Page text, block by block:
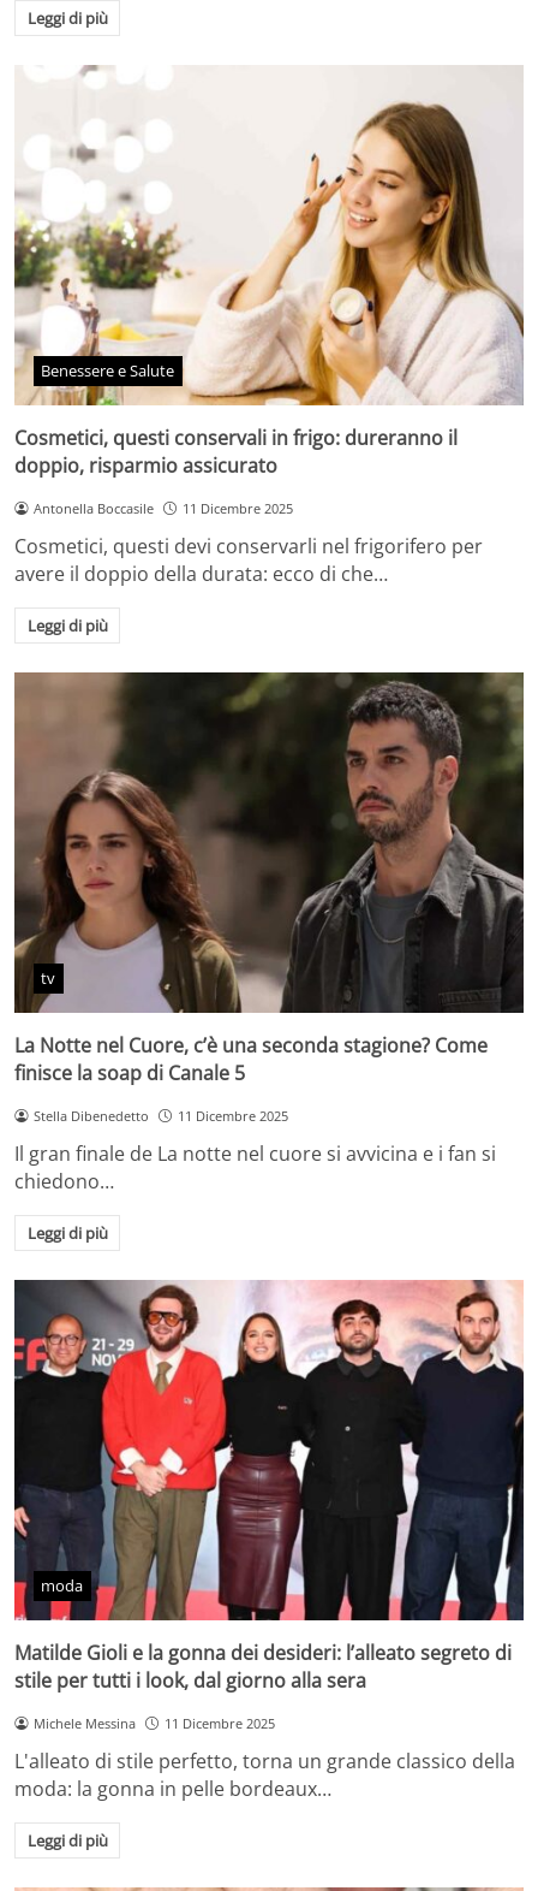
Leggi di più
Benessere e Salute
Cosmetici, questi conservali in frigo: dureranno il
doppio, risparmio assicurato
Antonella Boccasile 11 Dicembre 2025
Cosmetici, questi devi conservarli nel frigorifero per
avere il doppio della durata: ecco di che…
Leggi di più
tv
La Notte nel Cuore, c’è una seconda stagione? Come
finisce la soap di Canale 5
Stella Dibenedetto 11 Dicembre 2025
Il gran finale de La notte nel cuore si avvicina e i fan si
chiedono…
Leggi di più
moda
Matilde Gioli e la gonna dei desideri: l’alleato segreto di
stile per tutti i look, dal giorno alla sera
Michele Messina 11 Dicembre 2025
L'alleato di stile perfetto, torna un grande classico della
moda: la gonna in pelle bordeaux…
Leggi di più